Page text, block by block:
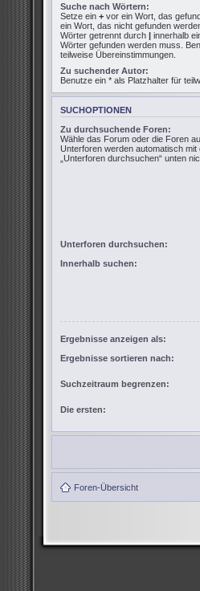
Suche nach Wörtern:
Setze ein + vor ein Wort, das
ein Wort, das nicht gefunden
Wörter getrennt durch | innerhalb
Wörter gefunden werden muss.
teilweise Übereinstimmungen.
Zu suchender Autor:
Benutze ein * als Platzhalter für
SUCHOPTIONEN
Zu durchsuchende Foren:
Wähle das Forum oder die Foren
Unterforen werden automatisch
„Unterforen durchsuchen“ unten
Unterforen durchsuchen:
Innerhalb suchen:
Ergebnisse anzeigen als:
Ergebnisse sortieren nach:
Suchzeitraum begrenzen:
Die ersten:
Foren-Übersicht